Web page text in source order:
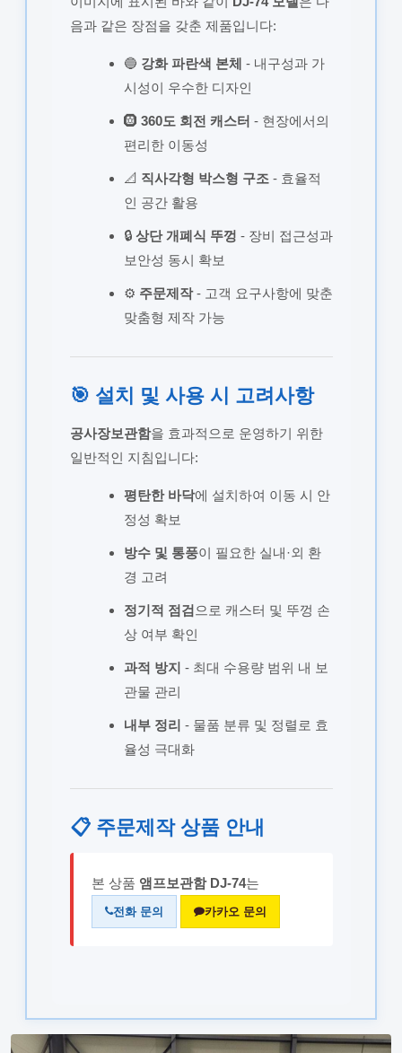
음과 같은 장점을 갖춘 제품입니다:
🔵 강화 파란색 본체 - 내구성과 가
시성이 우수한 디자인
🛞 360도 회전 캐스터 - 현장에서의
편리한 이동성
📐 직사각형 박스형 구조 - 효율적
인 공간 활용
🔒 상단 개폐식 뚜껑 - 장비 접근성과
보안성 동시 확보
⚙️ 주문제작- 고객 요구사항에 맞춘
맞춤형 제작 가능
🎯 설치 및 사용 시 고려사항
공사장보관함을 효과적으로 운영하기 위한
일반적인 지침입니다:
평탄한 바닥에 설치하여 이동 시 안
정성 확보
방수 및 통풍이 필요한 실내·외 환
경 고려
정기적 점검 으로 캐스터 및 뚜껑 손
상 여부 확인
과적 방지 - 최대 수용량 범위 내 보
관물 관리
내부 정리 - 물품 분류 및 정렬로 효
율성 극대화
📋 주문제작 상품 안내
본 상품 앰프보관함 DJ-74는
전화 문의 카카오 문의